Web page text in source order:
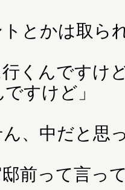
とかは取ら
くんですけ
すけど」
、中だと思
邸前って言っ